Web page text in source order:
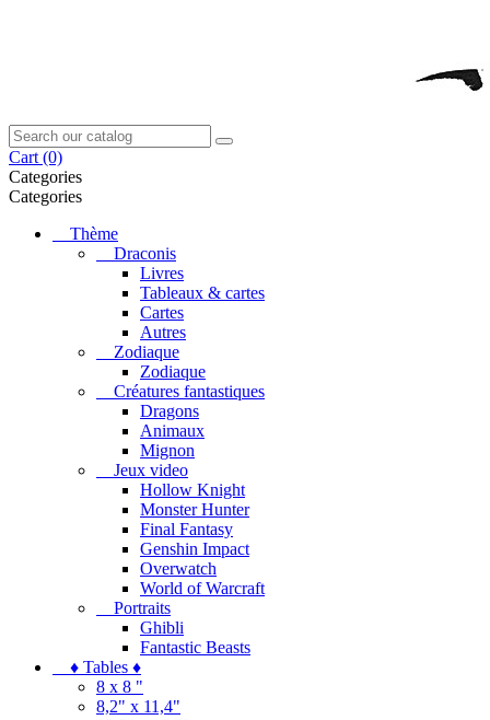
Cart (0)
Categories
Categories
Thème
Draconis
Livres
Tableaux & cartes
Cartes
Autres
Zodiaque
Zodiaque
Créatures fantastiques
Dragons
Animaux
Mignon
Jeux video
Hollow Knight
Monster Hunter
Final Fantasy
Genshin Impact
Overwatch
World of Warcraft
Portraits
Ghibli
Fantastic Beasts
♦ Tables ♦
8 x 8 "
8,2" x 11,4"